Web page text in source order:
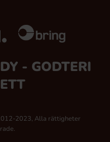
- GODTERI
2023, Alla rättigheter